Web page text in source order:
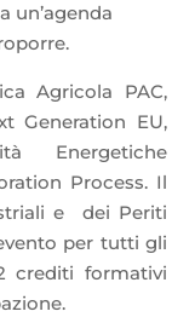
un’agenda
Agricola PAC,
Generation EU,
Energetiche
Process. Il
e dei Periti
per tutti gli
crediti formativi